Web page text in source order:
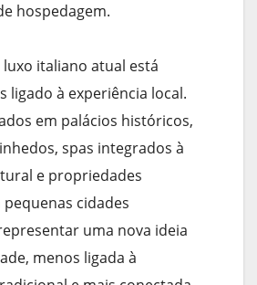
hospedagem.
italiano atual está
ligado à experiência local.
em palácios históricos,
spas integrados à
e propriedades
cidades
uma nova ideia
menos ligada à